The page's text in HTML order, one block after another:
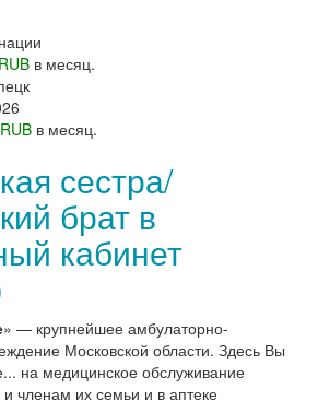
в месяц.
в месяц.
сестра/
брат в
кабинет
» — крупнейшее амбулаторно-
Московской области. Здесь Вы
на медицинское обслуживание
членам их семьи и в аптеке